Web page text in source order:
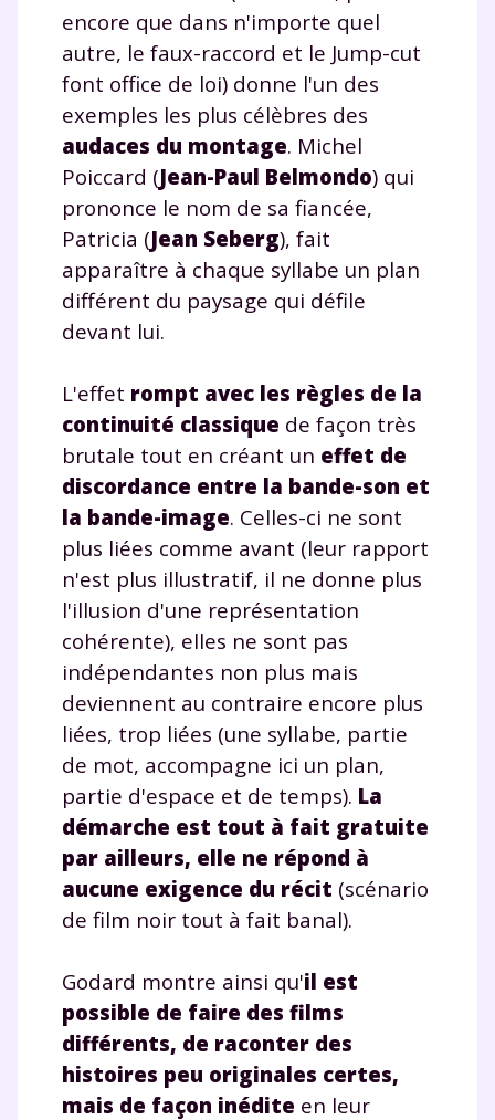
encore que dans n'importe quel
autre, le faux-raccord et le Jump-cut
font office de loi) donne l'un des
exemples les plus célèbres des
audaces du montage. Michel
Poiccard (Jean-Paul Belmondo) qui
prononce le nom de sa fiancée,
Patricia (Jean Seberg), fait
apparaître à chaque syllabe un plan
différent du paysage qui défile
devant lui.
L'effet rompt avec les règles de la
continuité classique de façon très
brutale tout en créant un effet de
discordance entre la bande-son et
la bande-image. Celles-ci ne sont
plus liées comme avant (leur rapport
n'est plus illustratif, il ne donne plus
l'illusion d'une représentation
cohérente), elles ne sont pas
indépendantes non plus mais
deviennent au contraire encore plus
liées, trop liées (une syllabe, partie
de mot, accompagne ici un plan,
partie d'espace et de temps). La
démarche est tout à fait gratuite
par ailleurs, elle ne répond à
aucune exigence du récit (scénario
de film noir tout à fait banal).
Godard montre ainsi qu'il est
possible de faire des films
différents, de raconter des
histoires peu originales certes,
mais de façon inédite en leur